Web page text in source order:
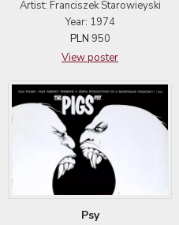
Artist: Franciszek Starowieyski
Year: 1974
PLN 950
View poster
Psy